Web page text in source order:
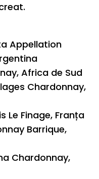
Appellation
Africa de Sud
Chardonnay,
Le Finage, Franța
Barrique,
Chardonnay,